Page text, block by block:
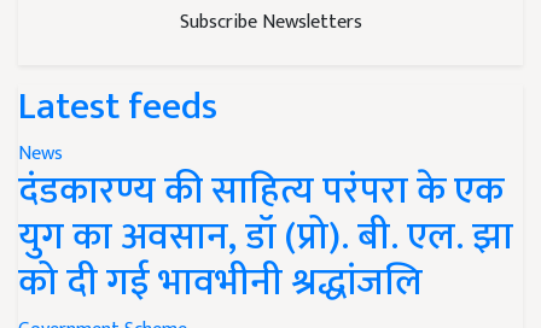
Subscribe Newsletters
Latest feeds
News
दंडकारण्य की साहित्य परंपरा के एक
युग का अवसान, डॉ (प्रो). बी. एल. झा
को दी गई भावभीनी श्रद्धांजलि